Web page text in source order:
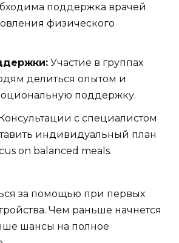
поддержка врачей
физического
Участие в группах
делиться опытом и
поддержку.
Консультации с специалистом
индивидуальный план
on balanced meals.
за помощью при первых
Чем раньше начнется
шансы на полное